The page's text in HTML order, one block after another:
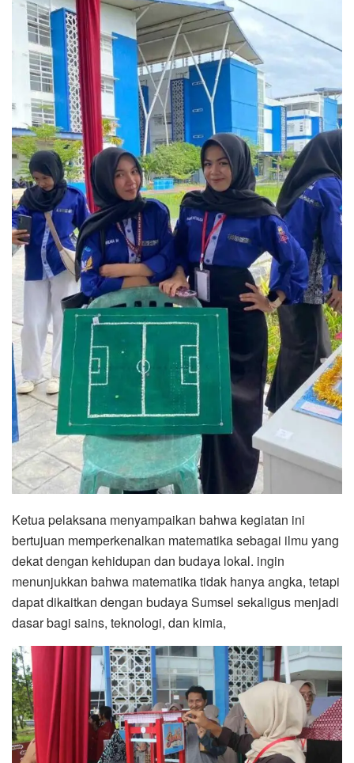
Ketua pelaksana menyampaikan bahwa kegiatan ini
bertujuan memperkenalkan matematika sebagai ilmu yang
dekat dengan kehidupan dan budaya lokal. ingin
menunjukkan bahwa matematika tidak hanya angka, tetapi
dapat dikaitkan dengan budaya Sumsel sekaligus menjadi
dasar bagi sains, teknologi, dan kimia,